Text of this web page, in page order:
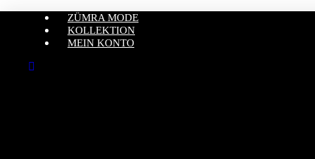
ZÜMRA MODE
KOLLEKTION
MEIN KONTO